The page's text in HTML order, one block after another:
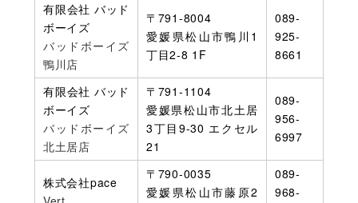
有限会社 バッド
ボーイズ
バッドボーイズ
鴨川店
〒791-8004
愛媛県松山市鴨川1
丁目2-8 1F
089-
925-
8661
有限会社 バッド
ボーイズ
バッドボーイズ
北土居店
〒791-1104
愛媛県松山市北土居
3丁目9-30 エクセル
21
089-
956-
6997
株式会社pace
〒790-0035
愛媛県松山市藤原2
089-
968-